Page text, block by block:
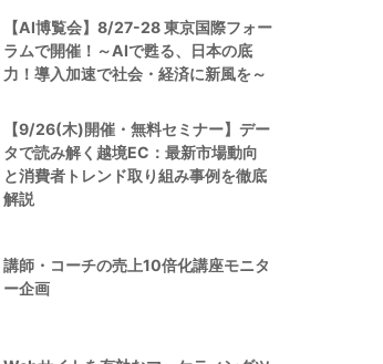
【AI博覧会】8/27-28 東京国際フォー
ラムで開催！～AIで甦る、日本の底
力！導入加速で社会・経済に新風を～
【9/26(木)開催・無料セミナー】デー
タで読み解く越境EC：最新市場動向
と消費者トレンド取り組み事例を徹底
解説
講師・コーチの売上10倍化講座モニタ
ー企画